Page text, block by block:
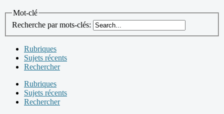
Mot-clé
Recherche par mots-clés:
Rubriques
Sujets récents
Rechercher
Rubriques
Sujets récents
Rechercher